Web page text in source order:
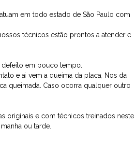
em todo estado de São Paulo com
técnicos estão prontos a atender e
defeito em pouco tempo.
e ai vem a queima da placa, Nos da
queimada. Caso ocorra qualquer outro
originais e com técnicos treinados neste
ou tarde.